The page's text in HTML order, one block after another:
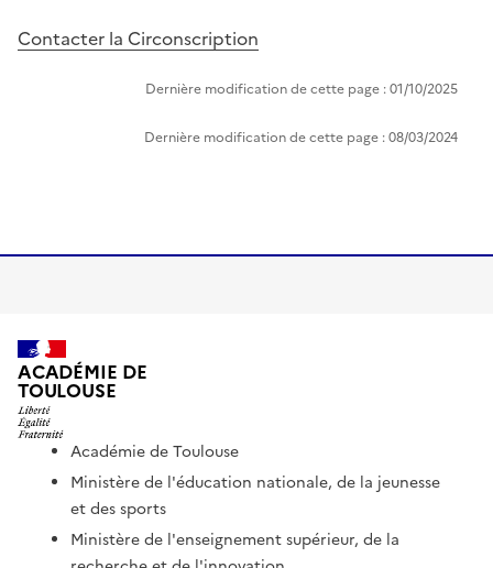
Contacter la Circonscription
Dernière modification de cette page : 01/10/2025
Dernière modification de cette page : 08/03/2024
ACADÉMIE DE
TOULOUSE
Académie de Toulouse
Ministère de l'éducation nationale, de la jeunesse
et des sports
Ministère de l'enseignement supérieur, de la